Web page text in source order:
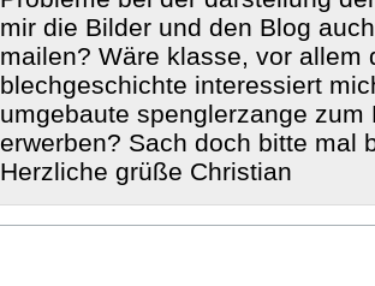
mir die Bilder und den Blog auch
mailen? Wäre klasse, vor allem
blechgeschichte interessiert
umgebaute spenglerzange zum
erwerben? Sach doch bitte mal
Herzliche grüße Christian